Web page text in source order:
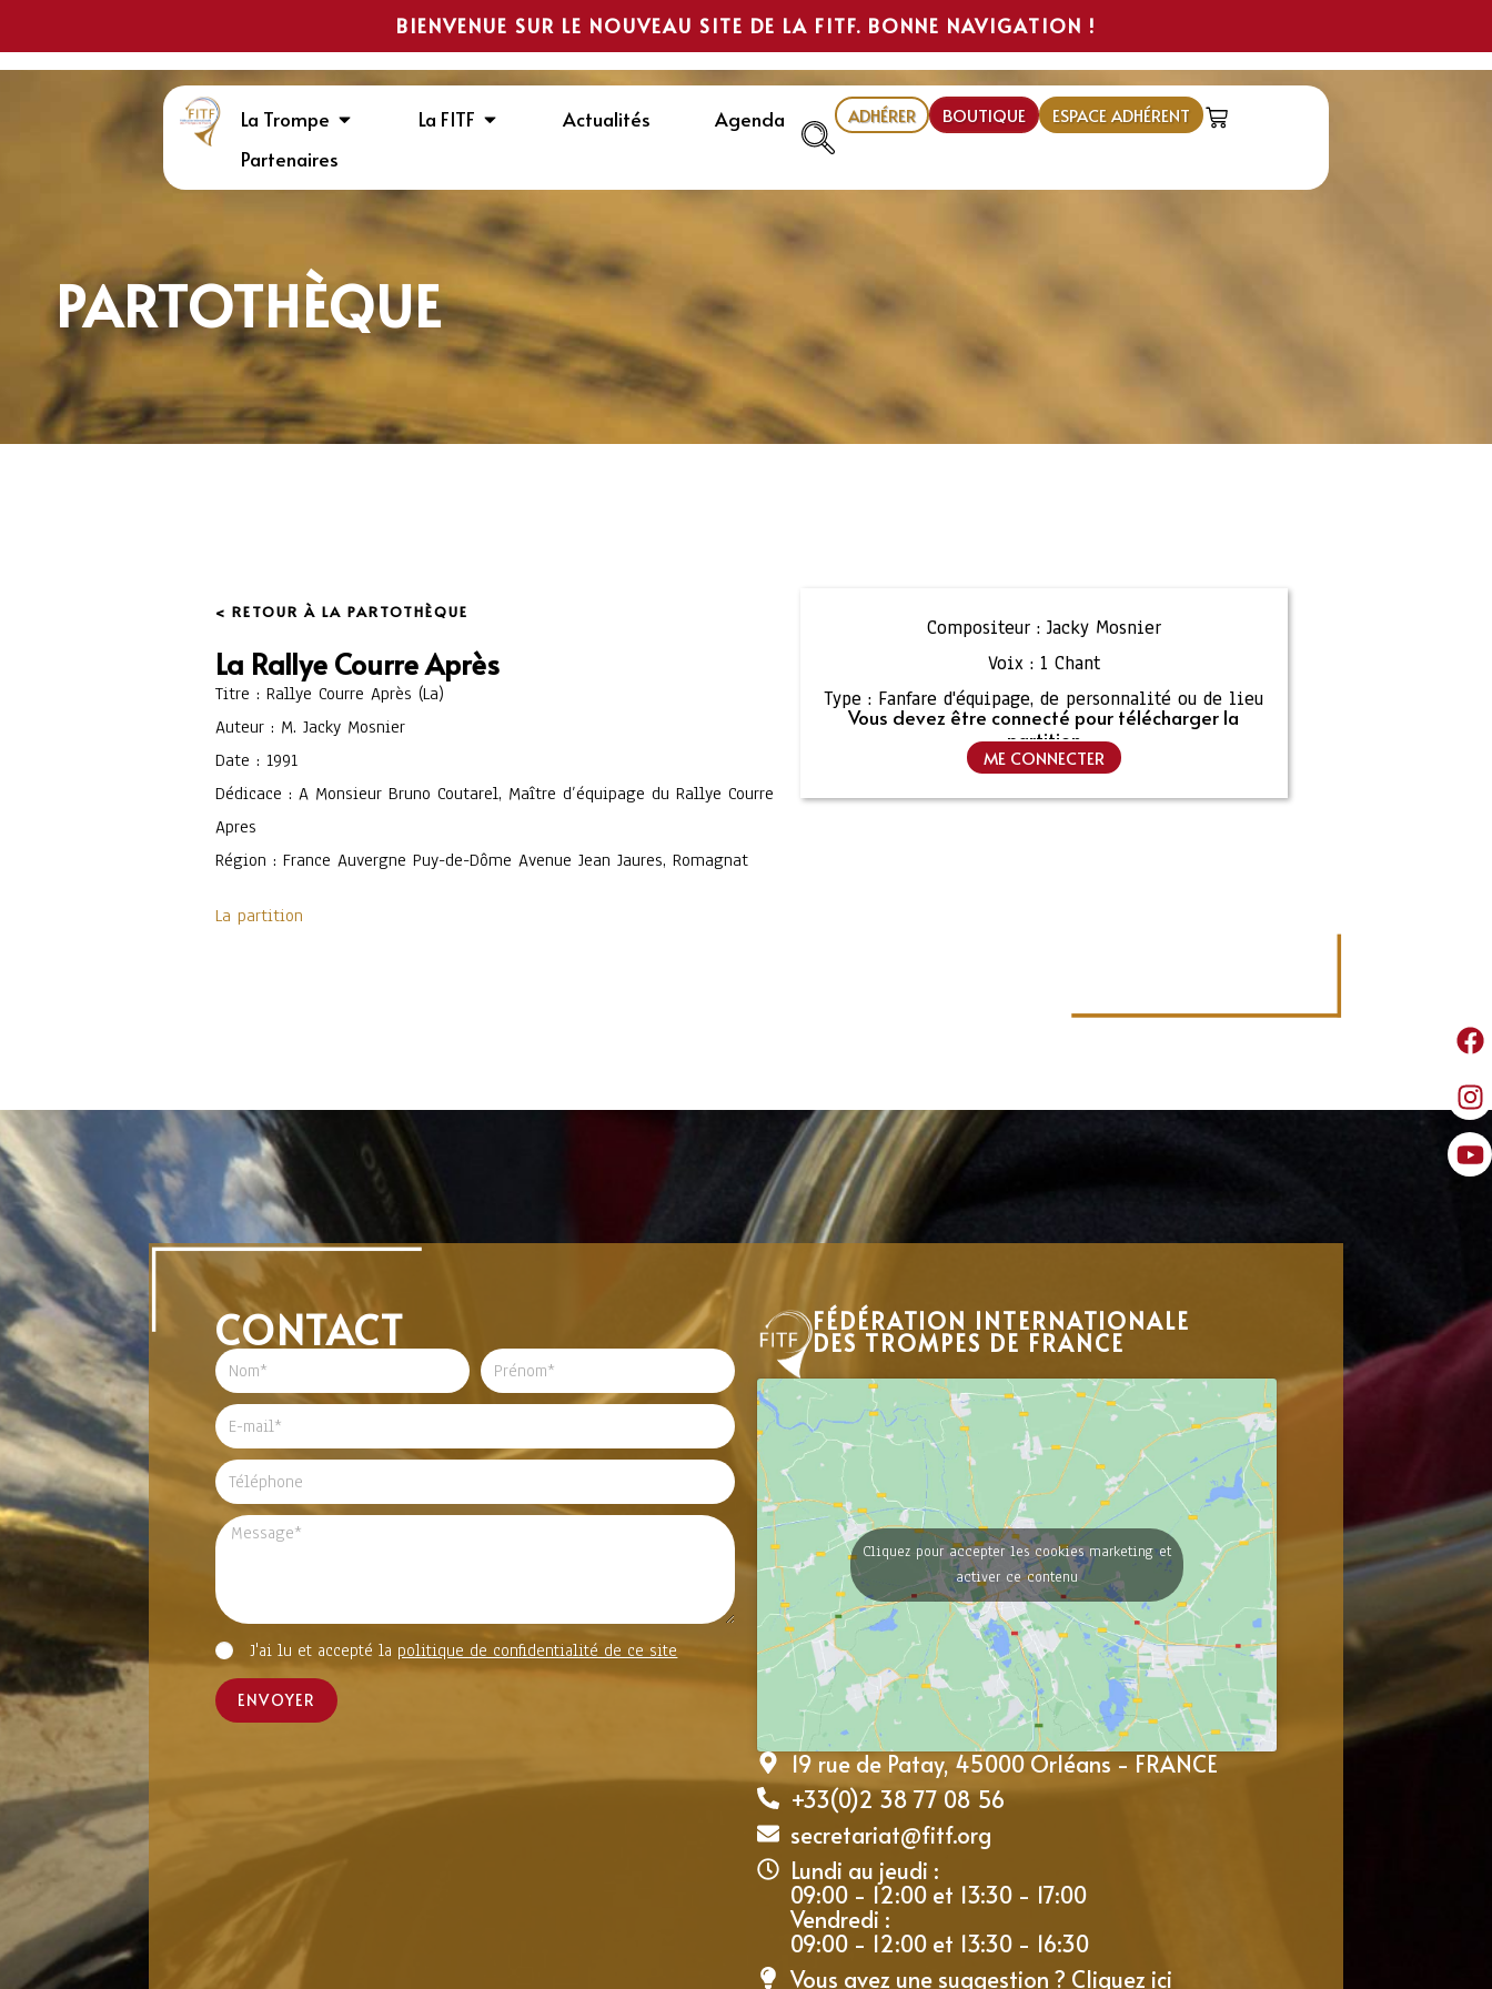
BIENVENUE SUR LE NOUVEAU SITE DE LA FITF. BONNE NAVIGATION !
La Trompe La FITF Actualités
Agenda
Partenaires
ADHÉRER BOUTIQUE ESPACE ADHÉRENT
PARTOTHÈQUE
< RETOUR À LA PARTOTHÈQUE
La Rallye Courre Après
Titre : Rallye Courre Après (La)
Auteur : M. Jacky Mosnier
Date : 1991
Dédicace : A Monsieur Bruno Coutarel, Maître d’équipage du Rallye Courre
Apres
Région : France Auvergne Puy-de-Dôme Avenue Jean Jaures, Romagnat
La partition
Compositeur : Jacky Mosnier
Voix : 1 Chant
Type : Fanfare d'équipage, de personnalité ou de lieu
Vous devez être connecté pour télécharger la
partition
ME CONNECTER
CONTACT
J'ai lu et accepté la politique de confidentialité de ce site
ENVOYER
FÉDÉRATION INTERNATIONALE
DES TROMPES DE FRANCE
Cliquez pour accepter les cookies marketing et
activer ce contenu
19 rue de Patay, 45000 Orléans - FRANCE
+33(0)2 38 77 08 56
secretariat@fitf.org
Lundi au jeudi :
09:00 - 12:00 et 13:30 - 17:00
Vendredi :
09:00 - 12:00 et 13:30 - 16:30
Vous avez une suggestion ? Cliquez ici